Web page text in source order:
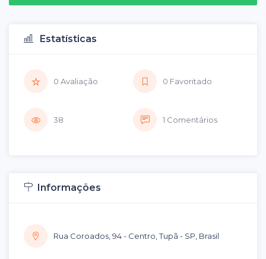
Estatísticas
0 Avaliação 0 Favoritado
38 1 Comentários
Informações
Rua Coroados, 94 - Centro, Tupã - SP, Brasil